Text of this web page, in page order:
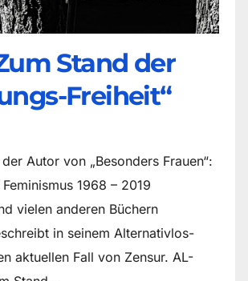
Stand der
Freiheit“
Autor von „Besonders Frauen“:
1968 – 2019
vielen anderen Büchern
in seinem Alternativlos-
aktuellen Fall von Zensur. AL-